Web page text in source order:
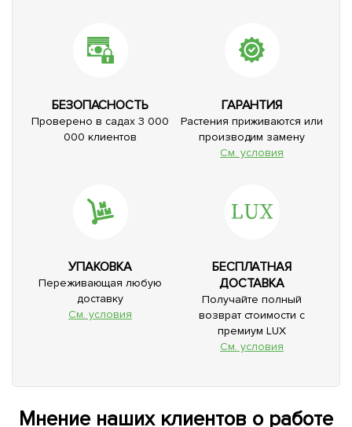
БЕЗОПАСНОСТЬ
Проверено в садах 3 000
000 клиентов
ГАРАНТИЯ
Растения приживаются или
производим замену
См. условия
УПАКОВКА
Переживающая любую
доставку
См. условия
БЕСПЛАТНАЯ
ДОСТАВКА
Получайте полный
возврат стоимости с
премиум LUX
См. условия
Мнение наших клиентов о работе